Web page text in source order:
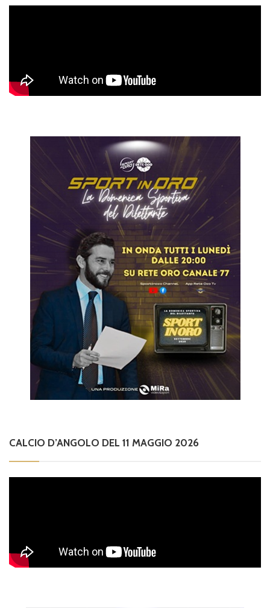
CALCIO D’ANGOLO DEL 11 MAGGIO 2026